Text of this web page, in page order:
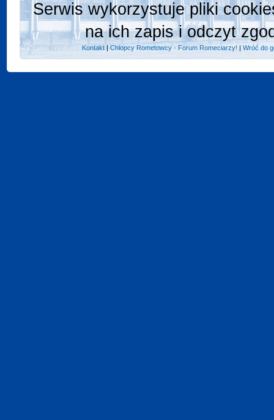
Serwis wykorzystuje pliki
na ich zapis i odczyt
Kontakt |Chlopcy Rometowcy - Forum Romeciarzy! |Wróć do